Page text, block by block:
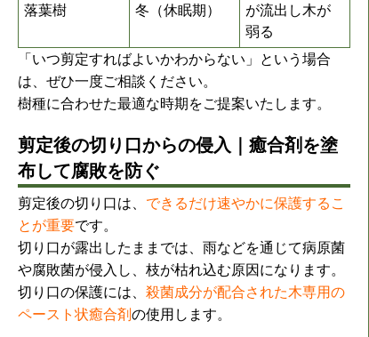
落葉樹 冬（休眠期）
が流出し木が
弱る
「いつ剪定すればよいかわからない」という場合
は、ぜひ一度ご相談ください。
樹種に合わせた最適な時期をご提案いたします。
剪定後の切り口からの侵入｜癒合剤を塗
布して腐敗を防ぐ
剪定後の切り口は、 できるだけ速やかに保護するこ
とが重要です。
切り口が露出したままでは、雨などを通じて病原菌
や腐敗菌が侵入し、枝が枯れ込む原因になります。
切り口の保護には、 殺菌成分が配合された木専用の
ペースト状癒合剤の使用します。